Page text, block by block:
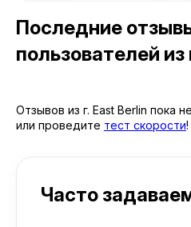
Последние
пользователей из
Отзывов из г. East Berlin пока
или проведите тест скорости!
Часто